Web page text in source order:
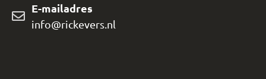
E-mailadres
info@rickevers.nl